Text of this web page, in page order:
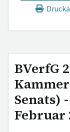
BVerfG
Senats)
Februar